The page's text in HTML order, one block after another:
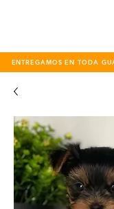
ENTREGAMOS EN TODA